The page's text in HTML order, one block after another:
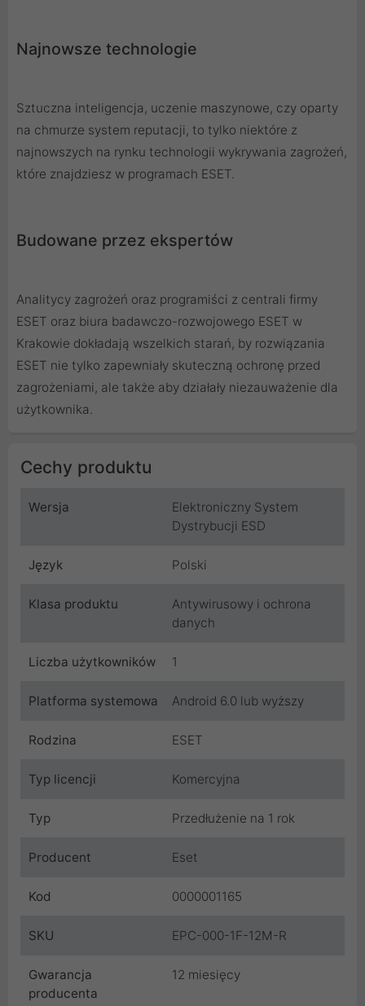
Najnowsze technologie
Sztuczna inteligencja, uczenie maszynowe, czy oparty
na chmurze system reputacji, to tylko niektóre z
najnowszych na rynku technologii wykrywania zagrożeń,
które znajdziesz w programach ESET.
Budowane przez ekspertów
Analitycy zagrożeń oraz programiści z centrali firmy
ESET oraz biura badawczo-rozwojowego ESET w
Krakowie dokładają wszelkich starań, by rozwiązania
ESET nie tylko zapewniały skuteczną ochronę przed
zagrożeniami, ale także aby działały niezauważenie dla
użytkownika.
Cechy produktu
Wersja
Elektroniczny System
Dystrybucji ESD
Język Polski
Klasa produktu
Antywirusowy i ochrona
danych
Liczba użytkowników 1
Platforma systemowa Android 6.0 lub wyższy
Rodzina ESET
Typ licencji Komercyjna
Typ Przedłużenie na 1 rok
Producent Eset
Kod 0000001165
SKU EPC-000-1F-12M-R
Gwarancja
producenta
12 miesięcy